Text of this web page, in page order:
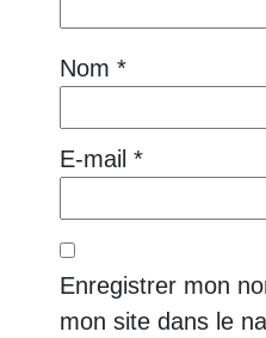
Nom *
E-mail *
Enregistrer mon
mon site dans le